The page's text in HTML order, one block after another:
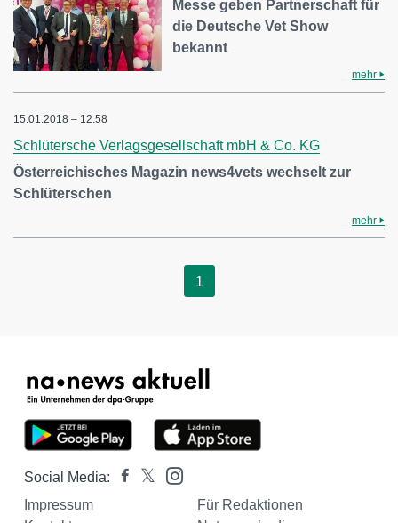
Messe geben Partnerschaft für
die Deutsche Vet Show
bekannt
mehr
15.01.2018 – 12:58
Schlütersche Verlagsgesellschaft mbH & Co. KG
Österreichisches Magazin news4vets wechselt zur
Schlüterschen
mehr
1
Social Media:
Impressum
Für Redaktionen